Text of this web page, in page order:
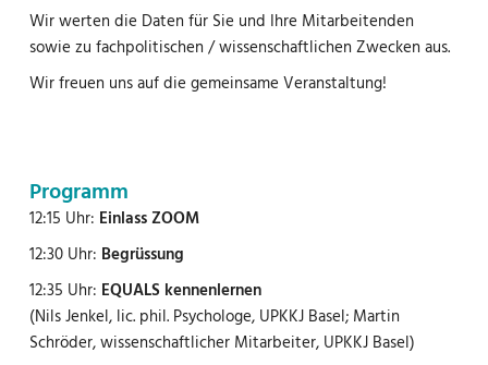
Wir werten die Daten für Sie und Ihre Mitarbeitenden
sowie zu fachpolitischen / wissenschaftlichen Zwecken aus.
Wir freuen uns auf die gemeinsame Veranstaltung!
Programm
12:15 Uhr: Einlass ZOOM
12:30 Uhr: Begrüssung
12:35 Uhr: EQUALS kennenlernen
(Nils Jenkel, lic. phil. Psychologe, UPKKJ Basel; Martin
Schröder, wissenschaftlicher Mitarbeiter, UPKKJ Basel)